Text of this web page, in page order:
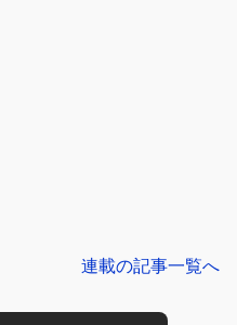
連載の記事一覧へ